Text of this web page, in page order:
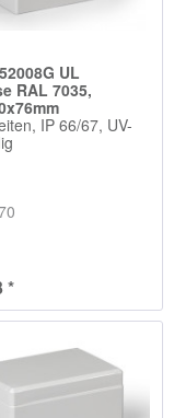
UL
RAL 7035,
IP 66/67, UV-
*